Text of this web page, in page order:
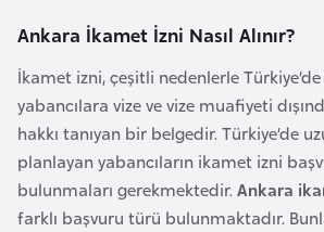
Ankara İkamet İzni Nasıl Alınır?
İkamet izni, çeşitli nedenlerle
yabancılara vize ve vize muafiyeti
hakkı tanıyan bir belgedir. Türkiye’de
planlayan yabancıların ikamet izni
bulunmaları gerekmektedir. Ankara
farklı başvuru türü bulunmaktadır.
a
i
s
t
a
n